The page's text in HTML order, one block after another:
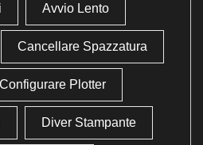
Avvio Lento
Cancellare Spazzatura
Configurare Plotter
Diver Stampante